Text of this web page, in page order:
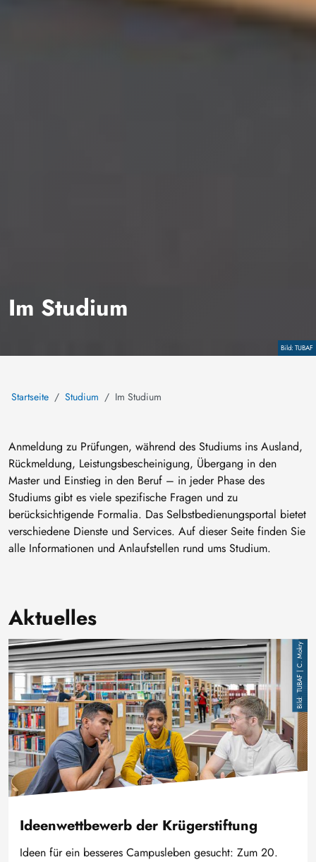
Copyright
TUBAF
Im Studium
Startseite Studium Im Studium
Anmeldung zu Prüfungen, während des Studiums ins Ausland,
Rückmeldung, Leistungsbescheinigung, Übergang in den
Master und Einstieg in den Beruf – in jeder Phase des
Studiums gibt es viele spezifische Fragen und zu
berücksichtigende Formalia. Das Selbstbedienungsportal bietet
verschiedene Dienste und Services. Auf dieser Seite finden Sie
alle Informationen und Anlaufstellen rund ums Studium.
Aktuelles
Image TUBAF | C. Mokry
Ideenwettbewerb der Krügerstiftung
Ideen für ein besseres Campusleben gesucht: Zum 20.